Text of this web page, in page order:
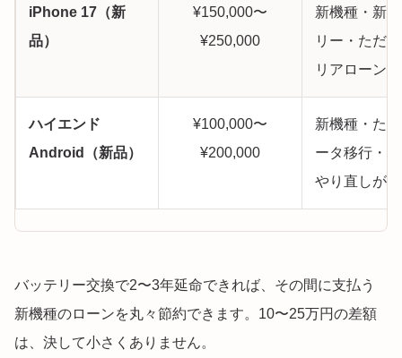
iPhone 17（新
品）
¥150,000〜
¥250,000
新機種・新
リー・ただ
リアローン
ハイエンド
Android（新品）
¥100,000〜
¥200,000
新機種・た
ータ移行・
やり直しが
バッテリー交換で2〜3年延命できれば、その間に支払う
新機種のローンを丸々節約できます。10〜25万円の差額
は、決して小さくありません。